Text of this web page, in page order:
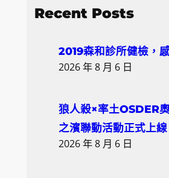
a
Recent Posts
2019森和診所健檢，
2026 年 8 月 6 日
狼人殺×率土OSDER
之濱聯動活動正式上線
2026 年 8 月 6 日